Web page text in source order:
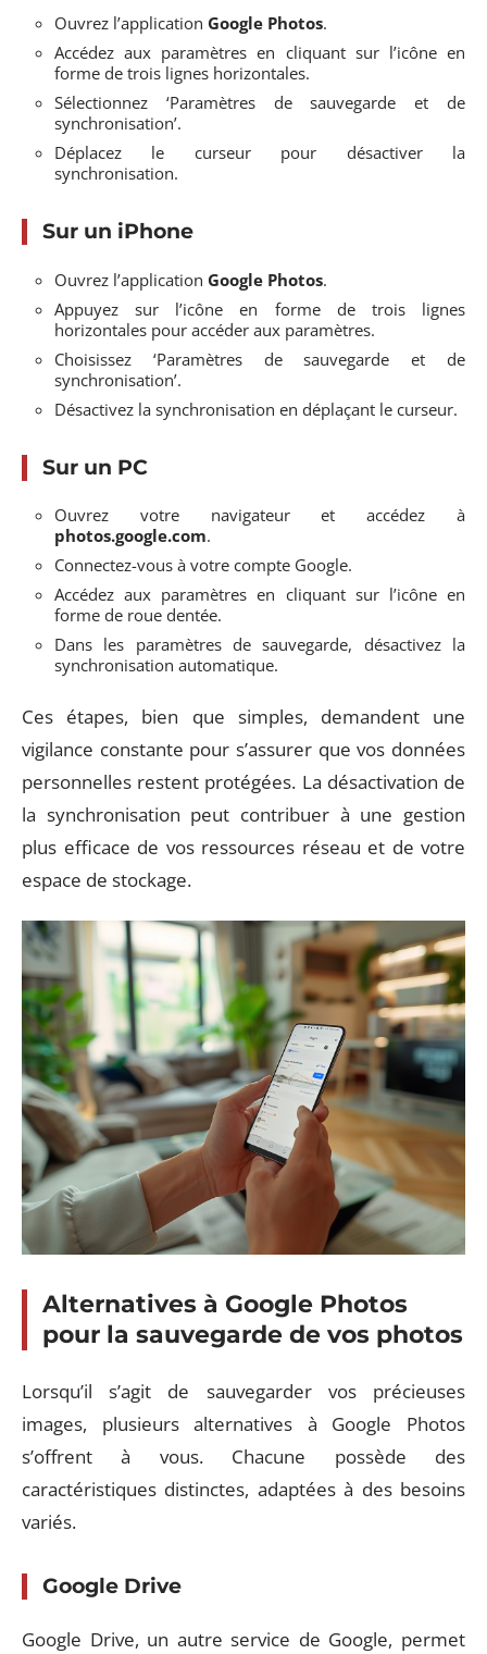
Ouvrez l’application Google Photos.
Accédez aux paramètres en cliquant sur l’icône en
forme de trois lignes horizontales.
Sélectionnez ‘Paramètres de sauvegarde et de
synchronisation’.
Déplacez le curseur pour désactiver la
synchronisation.
Sur un iPhone
Ouvrez l’application Google Photos.
Appuyez sur l’icône en forme de trois lignes
horizontales pour accéder aux paramètres.
Choisissez ‘Paramètres de sauvegarde et de
synchronisation’.
Désactivez la synchronisation en déplaçant le curseur.
Sur un PC
Ouvrez votre navigateur et accédez à
photos.google.com.
Connectez-vous à votre compte Google.
Accédez aux paramètres en cliquant sur l’icône en
forme de roue dentée.
Dans les paramètres de sauvegarde, désactivez la
synchronisation automatique.
Ces étapes, bien que simples, demandent une
vigilance constante pour s’assurer que vos données
personnelles restent protégées. La désactivation de
la synchronisation peut contribuer à une gestion
plus efficace de vos ressources réseau et de votre
espace de stockage.
Alternatives à Google Photos
pour la sauvegarde de vos photos
Lorsqu’il s’agit de sauvegarder vos précieuses
images, plusieurs alternatives à Google Photos
s’offrent à vous. Chacune possède des
caractéristiques distinctes, adaptées à des besoins
variés.
Google Drive
Google Drive, un autre service de Google, permet